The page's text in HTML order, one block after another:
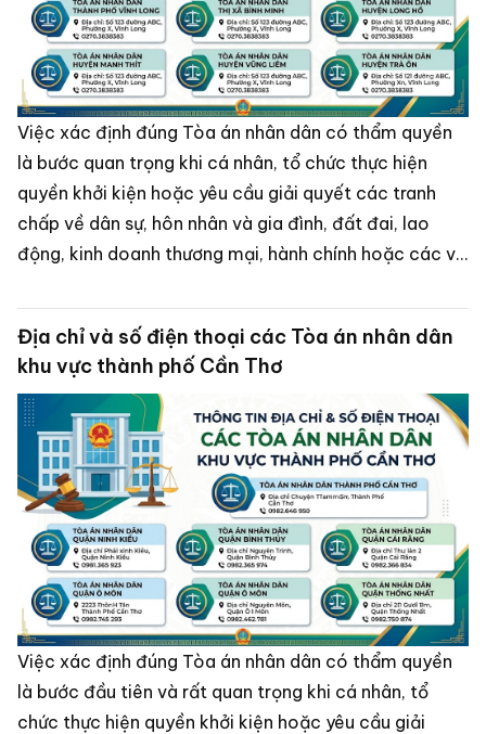
Việc xác định đúng Tòa án nhân dân có thẩm quyền
là bước quan trọng khi cá nhân, tổ chức thực hiện
quyền khởi kiện hoặc yêu cầu giải quyết các tranh
chấp về dân sự, hôn nhân và gia đình, đất đai, lao
động, kinh doanh thương mại, hành chính hoặc các vụ
Địa chỉ và số điện thoại các Tòa án nhân dân
khu vực thành phố Cần Thơ
Việc xác định đúng Tòa án nhân dân có thẩm quyền
là bước đầu tiên và rất quan trọng khi cá nhân, tổ
chức thực hiện quyền khởi kiện hoặc yêu cầu giải